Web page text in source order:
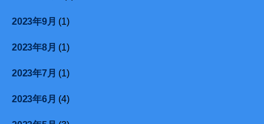
2023年9月 (1)
2023年8月 (1)
2023年7月 (1)
2023年6月 (4)